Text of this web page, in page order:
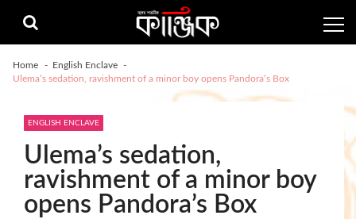
navigation
content
Home
English Enclave
Ulema’s sedation, ravishment of a minor boy opens Pandora’s Box
ENGLISH ENCLAVE
Ulema’s sedation,
ravishment of a minor boy
opens Pandora’s Box